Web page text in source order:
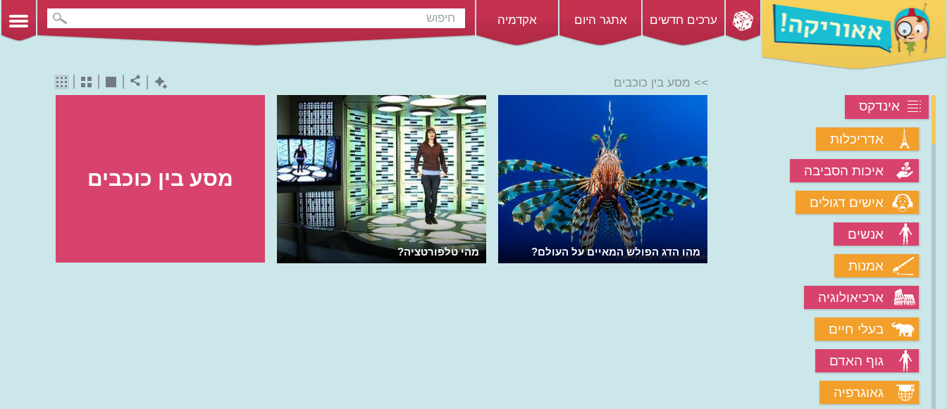
ערכים חדשים אתגר היום אקדמיה
אינדקס
אדריכלות
איכות הסביבה
אישים דגולים
אנשים
אמנות
ארכיאולוגיה
בעלי חיים
גוף האדם
גאוגרפיה
>> מסע בין כוכבים
מסע בין כוכבים
מהי טלפורטציה? מהו הדג הפולש המאיים על העולם?